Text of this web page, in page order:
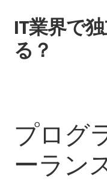
ナ
ビ
ゲ
へ
ス
コ
ン
テ
キ
ッ
IT業界で
る？
契約する際のポイン
独立後はどうやって
プログ
ーラン